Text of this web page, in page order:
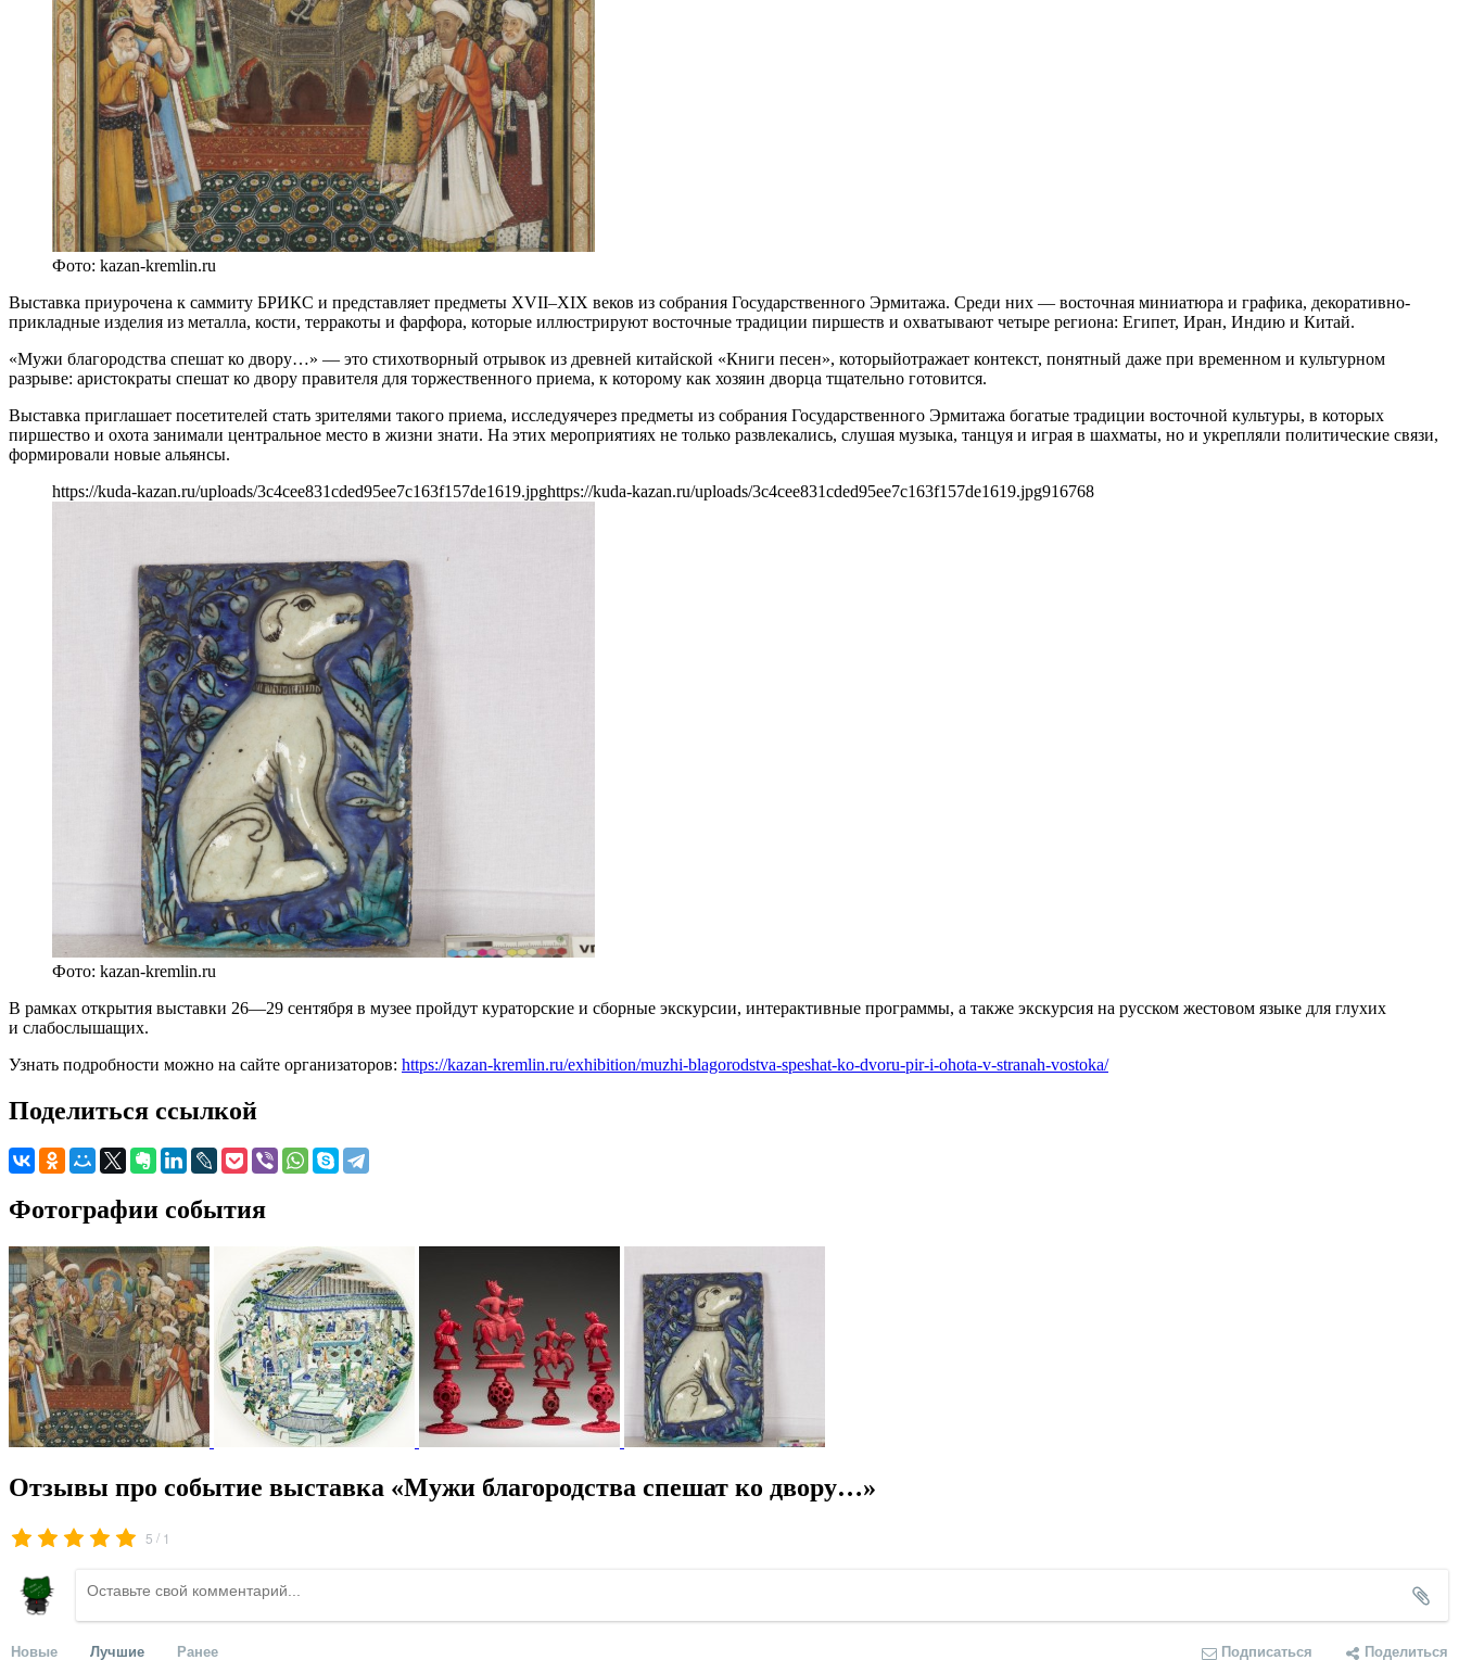
Фото: kazan-kremlin.ru
Выставка приурочена к саммиту БРИКС и представляет предметы XVII–XIX веков из собрания Государственного Эрмитажа. Среди них — восточная миниатюра и графика, декоративно-
прикладные изделия из металла, кости, терракоты и фарфора, которые иллюстрируют восточные традиции пиршеств и охватывают четыре региона: Египет, Иран, Индию и Китай.
«Мужи благородства спешат ко двору…» — это стихотворный отрывок из древней китайской «Книги песен», которыйотражает контекст, понятный даже при временном и культурном
разрыве: аристократы спешат ко двору правителя для торжественного приема, к которому как хозяин дворца тщательно готовится.
Выставка приглашает посетителей стать зрителями такого приема, исследуячерез предметы из собрания Государственного Эрмитажа богатые традиции восточной культуры, в которых
пиршество и охота занимали центральное место в жизни знати. На этих мероприятиях не только развлекались, слушая музыка, танцуя и играя в шахматы, но и укрепляли политические связи,
формировали новые альянсы.
https://kuda-kazan.ru/uploads/3c4cee831cded95ee7c163f157de1619.jpghttps://kuda-kazan.ru/uploads/3c4cee831cded95ee7c163f157de1619.jpg916768
Фото: kazan-kremlin.ru
В рамках открытия выставки 26—29 сентября в музее пройдут кураторские и сборные экскурсии, интерактивные программы, а также экскурсия на русском жестовом языке для глухих
и слабослышащих.
Узнать подробности можно на сайте организаторов: https://kazan-kremlin.ru/exhibition/muzhi-blagorodstva-speshat-ko-dvoru-pir-i-ohota-v-stranah-vostoka/
Поделиться ссылкой
Фотографии события
Отзывы про событие выставка «Мужи благородства спешат ко двору…»
5 / 1
Новые Лучшие Ранее Подписаться Поделиться